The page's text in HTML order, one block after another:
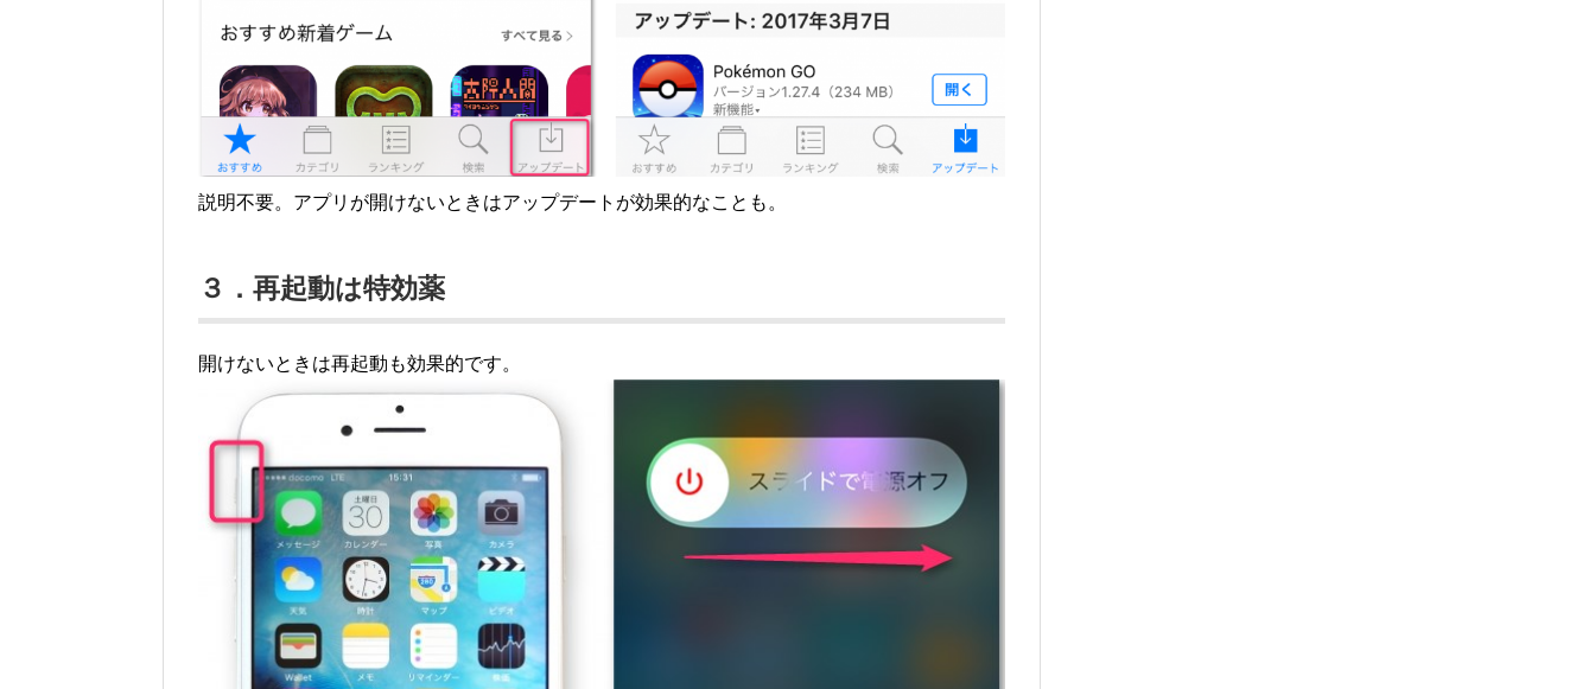
説明不要。アプリが開けないときはアップデートが効果的なことも。
３．再起動は特効薬
開けないときは再起動も効果的です。